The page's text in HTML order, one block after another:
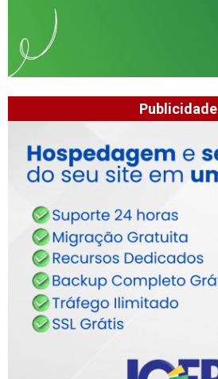
Publicidade